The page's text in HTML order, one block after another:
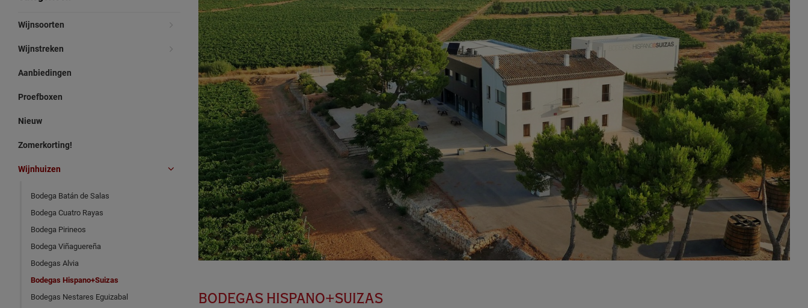
Wijnsoorten
Wijnstreken
Aanbiedingen
Proefboxen
Nieuw
Zomerkorting!
Wijnhuizen
Bodega Batán de Salas
Bodega Cuatro Rayas
Bodega Pirineos
Bodega Viñaguereña
Bodegas Alvia
Bodegas Hispano+Suizas
Bodegas Nestares Eguizabal
BODEGAS HISPANO+SUIZAS